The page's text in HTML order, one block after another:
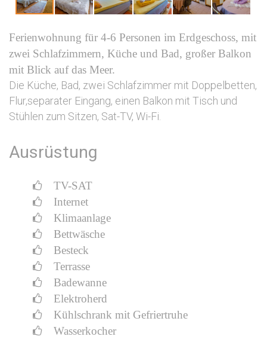
Ferienwohnung für 4-6 Personen im Erdgeschoss, mit
zwei Schlafzimmern, Küche und Bad, großer Balkon
mit Blick auf das Meer.
Die Küche, Bad, zwei Schlafzimmer mit Doppelbetten,
Flur,separater Eingang, einen Balkon mit Tisch und
Stühlen zum Sitzen, Sat-TV, Wi-Fi.
Ausrüstung
TV-SAT
Internet
Klimaanlage
Bettwäsche
Besteck
Terrasse
Badewanne
Elektroherd
Kühlschrank mit Gefriertruhe
Wasserkocher